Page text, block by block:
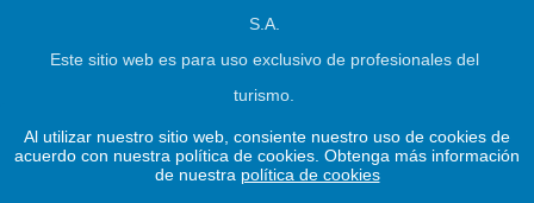
S.A.
Este sitio web es para uso exclusivo de profesionales del
turismo.
2026 © Logan TravelPowered byJuniper Este
Al utilizar nuestro sitio web, consiente nuestro uso de cookies de
acuerdo con nuestra política de cookies. Obtenga más información
de nuestra política de cookies